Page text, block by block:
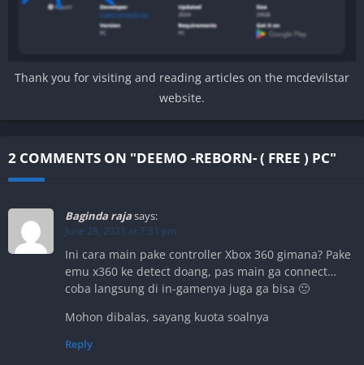
Thank you for visiting and reading articles on the mcdevilstar
website.
2 COMMENTS ON "DEEMO -REBORN- ( FREE ) PC"
Baginda rajasays:
June 28, 2021 at 7:31 pm
Ini cara main pake controller Xbox 360 gimana? Pake
emu x360 ke detect doang, pas main ga connect…
coba langsung di in-gamenya juga ga bisa 🙁
Mohon dibalas, sayang kuota soalnya
Reply